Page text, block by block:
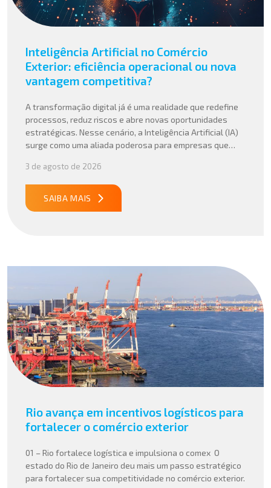
Inteligência Artificial no Comércio
Exterior: eficiência operacional ou nova
vantagem competitiva?
A transformação digital já é uma realidade que redefine
processos, reduz riscos e abre novas oportunidades
estratégicas. Nesse cenário, a Inteligência Artificial (IA)
surge como uma aliada poderosa para empresas que
suas operações internacionais. Mais do que automatizar
tarefas, a IA vem sendo aplicada para interpretar dados
complexos, […]
3 de agosto de 2026
SAIBA MAIS
Rio avança em incentivos logísticos para
fortalecer o comércio exterior
01 – Rio fortalece logística e impulsiona o comex O
estado do Rio de Janeiro deu mais um passo estratégico
para fortalecer sua competitividade no comércio exterior.